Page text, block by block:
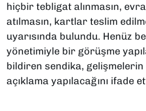
hiçbir tebligat alınmasın,
atılmasın, kartlar teslim
uyarısında bulundu. Henüz
yönetimiyle bir görüşme
bildiren sendika, gelişmelerin
açıklama yapılacağını ifade